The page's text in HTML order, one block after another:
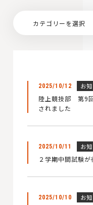
カテゴリーを選択
2025/10/12 お
陸上競技部 第9
されました
2025/10/11 お
２学期中間試験が
2025/10/10 お